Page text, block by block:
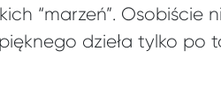
“marzeń”. Osobiście
dzieła tylko po